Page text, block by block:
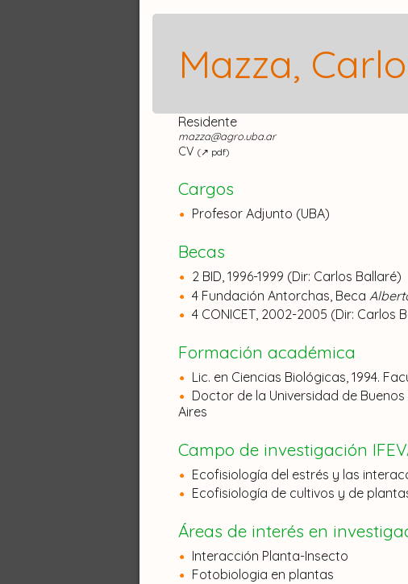
Miembros del
Abeledo, Gabriela(Profesor Asociado,
Cabrera, Felipe(Beca Doctoral
Casas, Cecilia
Forlenza, María Ayelén
Mollard, Federico(Profesor Adjunto,
Nullo, Sebastián Técnico Principal
Omacini, Marina(Profesor Asociado
Prol, Magdalena( Beca Doctoral)
Rodríguez, Verónica
Tognetti, Pedro(Profesor Adjunto ,
Yahdjian, Laura (Profesor Asociado,
Investigadores
Abeledo, Gabriela Profesor Asociado
Mazza,
Residente
mazza@agro.uba.ar
CV (↗ pdf)
Cargos
Profesor Adjunto (UBA)
Becas
2 BID, 1996-1999 (Dir: Carlos Ballaré)
4 Fundación Antorchas, Beca
4 CONICET, 2002-2005 (Dir: Carlos
Formación académica
Lic. en Ciencias Biológicas, 1994.
Doctor de la Universidad de
Aires
Campo de investigación
Ecofisiología del estrés y las
Ecofisiología de cultivos y de
Áreas de interés en
Interacción Planta-Insecto
Fotobiologia en plantas